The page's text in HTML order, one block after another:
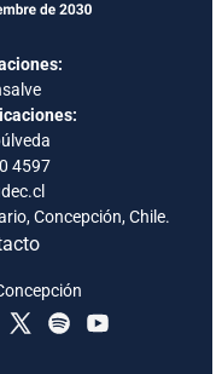
4597
Concepción, Chile.